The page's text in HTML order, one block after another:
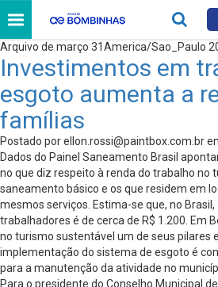
Arquivo de março 31America/Sao_Paulo
Investimentos em
esgoto aumenta a
famílias
Postado porellon.rossi@paintbox.com.br
Dados do Painel Saneamento Brasil
no que diz respeito à renda do trabalho no
saneamento básico e os que residem em
mesmos serviços. Estima-se que, no
trabalhadores é de cerca de R$ 1.200. Em
no turismo sustentável um de seus pilares
implementação do sistema de esgoto é
para a manutenção da atividade no
Para o presidente do Conselho Municipal